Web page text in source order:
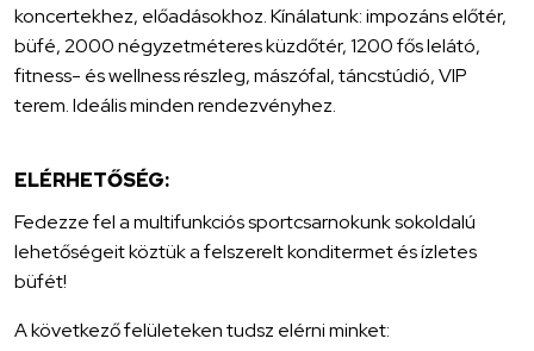
koncertekhez, előadásokhoz. Kínálatunk: impozáns előtér,
büfé, 2000 négyzetméteres küzdőtér, 1200 fős lelátó,
fitness- és wellness részleg, mászófal, táncstúdió, VIP
terem. Ideális minden rendezvényhez.
ELÉRHETŐSÉG:
Fedezze fel a multifunkciós sportcsarnokunk sokoldalú
lehetőségeit köztük a felszerelt konditermet és ízletes
büfét!
A következő felületeken tudsz elérni minket: